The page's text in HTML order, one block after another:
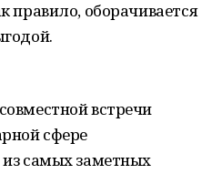
правило, оборачивается
встречи
сфере
самых заметных